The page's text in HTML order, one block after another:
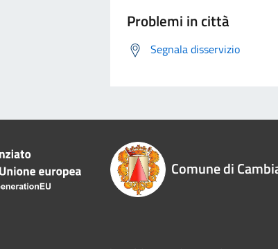
Problemi in città
Segnala disservizio
Comune di